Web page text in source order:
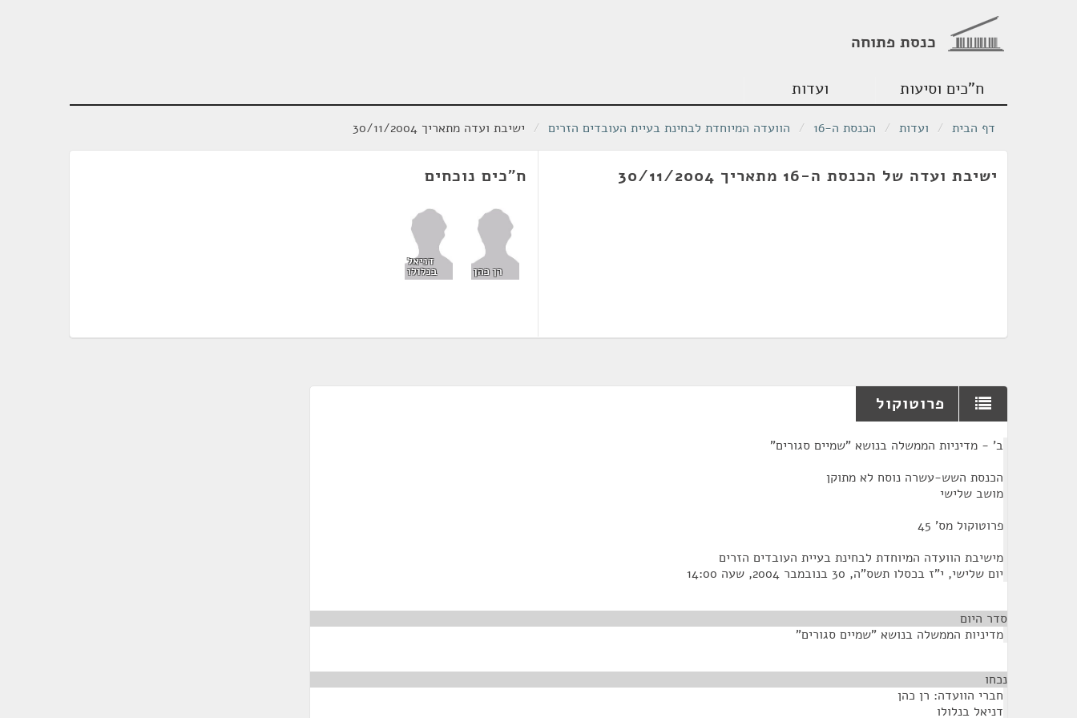
כנסת פתוחה
ח"כים וסיעות ועדות
דף הבית / ועדות / הכנסת ה-16 / הוועדה המיוחדת לבחינת בעיית העובדים הזרים / ישיבת ועדה מתאריך 30/11/2004
ישיבת ועדה של הכנסת ה-16 מתאריך 30/11/2004 ח"כים נוכחים
רן כהן
דניאל
בנלולו
פרוטוקול
ב' - מדיניות הממשלה בנושא "שמיים סגורים"
הכנסת השש-עשרה נוסח לא מתוקן
מושב שלישי
פרוטוקול מס' 45
מישיבת הוועדה המיוחדת לבחינת בעיית העובדים הזרים
יום שלישי, י"ז בכסלו תשס"ה, 30 בנובמבר 2004, שעה 14:00
סדר היום
מדיניות הממשלה בנושא "שמיים סגורים"
נכחו
חברי הוועדה: רן כהן
דניאל בנלולו